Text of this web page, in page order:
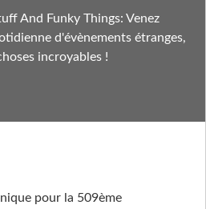
pour la 509ème
And Funky Things: Venez
d'évènements étranges,
incroyables !